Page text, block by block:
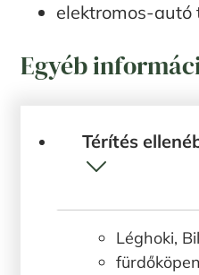
elektromos-
Egyéb
Térítés
Léghoki,